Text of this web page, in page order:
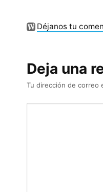
Déjanos tu
Deja una
Tu dirección de correo